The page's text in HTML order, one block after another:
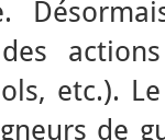
etc.).
de